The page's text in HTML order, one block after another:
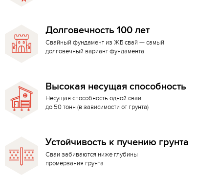
Долговечность 100 лет
Свайный фундамент из ЖБ свай — самый
долговечный вариант фундамента
Высокая несущая способность
Несущая способность одной сваи
до 50 тонн (в зависимости от грунта)
Устойчивость к пучению грунта
Сваи забиваются ниже глубины
промерзания грунта